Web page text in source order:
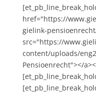
href="https://
gielink-
src="https://
content/uploads/
Pensioenrecht"></